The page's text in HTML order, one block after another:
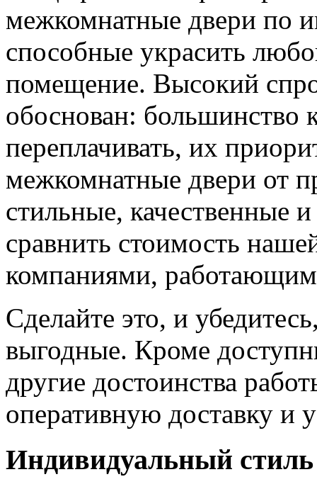
межкомнатные двери по
способные украсить
помещение. Высокий
обоснован: большинство
переплачивать, их
межкомнатные двери от
стильные, качественные
сравнить стоимость
компаниями,
Сделайте это, и
выгодные. Кроме
другие достоинства
оперативную доставку и
Индивидуальный стиль